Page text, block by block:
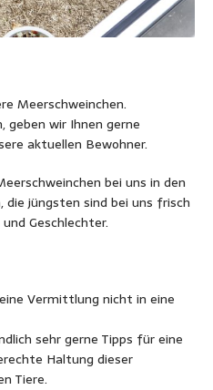
Meerschweinchen.
geben wir Ihnen gerne
aktuellen Bewohner.
bei uns in den
jüngsten sind bei uns frisch
Geschlechter.
Vermittlung nicht in eine
sehr gerne Tipps für eine
Haltung dieser
Tiere.